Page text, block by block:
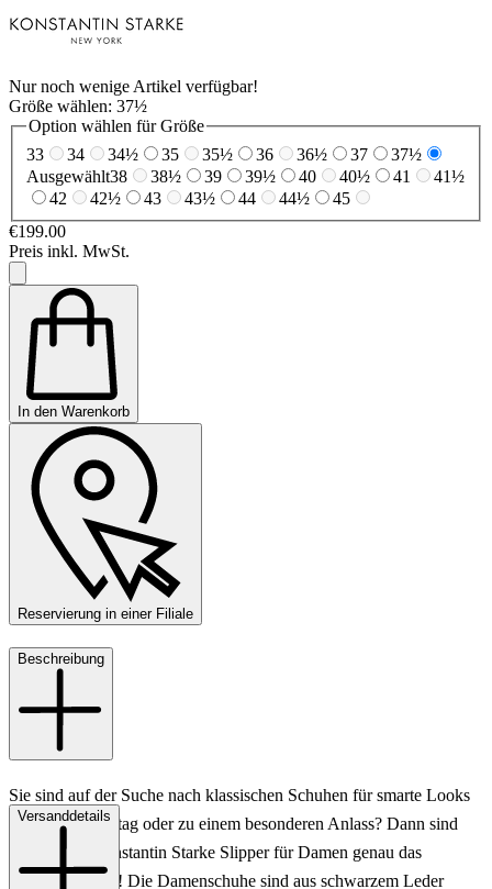
Nur noch wenige Artikel verfügbar!
Größe wählen: 37½
Option wählen für Größe
33
34 34½ 35 35½ 36 36½ 37
37½
Ausgewählt38 38½ 39 39½ 40 40½ 41
41½
42
42½ 43 43½ 44 44½
45
€199.00
Preis inkl. MwSt.
In den Warenkorb
Reservierung in einer Filiale
Beschreibung
Sie sind auf der Suche nach klassischen Schuhen für smarte Looks
im Büro, im Alltag oder zu einem besonderen Anlass? Dann sind
diese tollen Konstantin Starke Slipper für Damen genau das
Richtige für Sie! Die Damenschuhe sind aus schwarzem Leder
Versanddetails